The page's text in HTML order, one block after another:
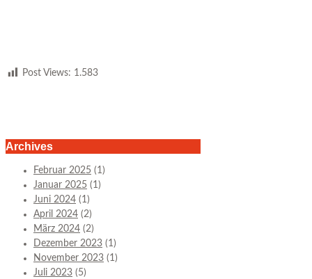
Post Views: 1.583
Archives
Februar 2025 (1)
Januar 2025 (1)
Juni 2024 (1)
April 2024 (2)
März 2024 (2)
Dezember 2023 (1)
November 2023 (1)
Juli 2023 (5)